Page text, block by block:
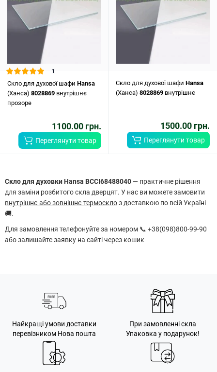
1
Скло для духової шафи Hansa
(Ханса) 8028869 внутрішнє
прозоре
1100.00 грн.
Переглянути товар
Скло для духової шафи Hansa
(Ханса) 8028869 внутрішнє
1500.00 грн.
Переглянути товар
Скло для духовки Hansa BCCI68488040 — практичне рішення
для заміни розбитого скла дверцят. У нас ви можете замовити
внутрішнє або зовнішнє термосклоз доставкою по всій Україні
🚚.
Для замовлення телефонуйте за номером 📞 +38(098)800-99-90
або залишайте заявку на сайті через кошик
Найкращі умови доставки
перевізником Нова пошта
При замовленні скла
Упаковка у подарунок!